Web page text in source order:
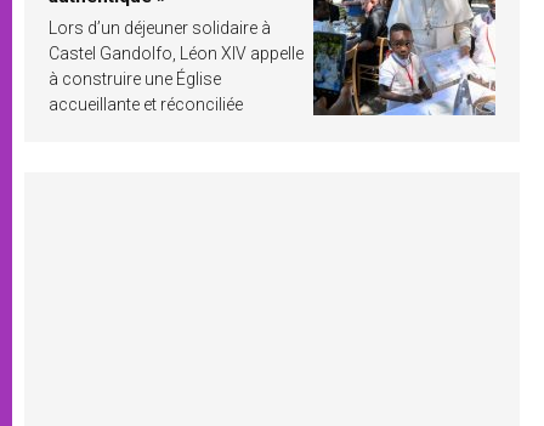
Lors d’un déjeuner solidaire à
Castel Gandolfo, Léon XIV appelle
à construire une Église
accueillante et réconciliée